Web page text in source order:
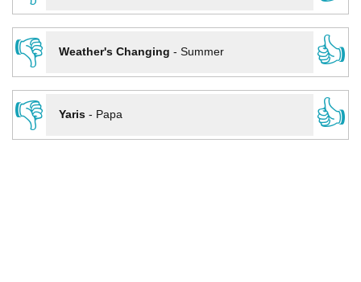
👎
Weather's Changing - Summer
👍
👎
Yaris- Papa 👍